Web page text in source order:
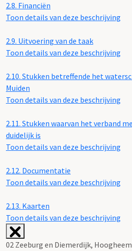
2.8. Financiën
Toon details van deze beschrijving
2.9. Uitvoering van de taak
Toon details van deze beschrijving
2.10. Stukken betreffende het
Muiden
Toon details van deze beschrijving
2.11. Stukken waarvan het verband
duidelijk is
Toon details van deze beschrijving
2.12. Documentatie
Toon details van deze beschrijving
2.13. Kaarten
Toon details van deze beschrijving
02 Zeeburg en Diemerdijk,